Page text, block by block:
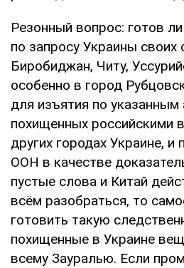
Резонный вопрос: готов
по запросу Украины своих
Биробиджан, Читу,
особенно в город
для изъятия по
похищенных российскими
других городах Украине, и
ООН в качестве
пустые слова и Китай
всём разобраться, то
готовить такую
похищенные в Украине
всему Зауралью. Если